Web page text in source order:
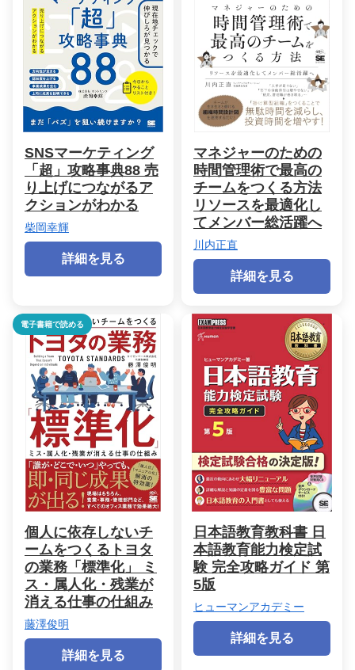
SNSマーケティング
「超」攻略事典88 売
り上げにつながるア
クションがわかる
柴岡幸輝
詳細を見る
マネジャーのための
時間管理術で最高の
チームをつくる方法
リソースを最適化し
てメンバー総活躍へ
川内正直
詳細を見る
電子書籍で読める
個人に依存しないチ
ームをつくるトヨタ
の業務「標準化」 ミ
ス・属人化・残業が
消える仕事の仕組み
藤澤俊明
詳細を見る
日本語教育教科書 日
本語教育能力検定試
験 完全攻略ガイド 第
5版
ヒューマンアカデミー
詳細を見る